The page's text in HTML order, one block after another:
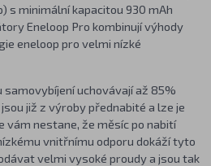
s minimální kapacitou 930 mAh
Eneloop Pro kombinují výhody
eneloop pro velmi nízké
uchovávají až 85%
již z výroby přednabité a lze je
vám nestane, že měsíc po nabití
vnitřnímu odporu dokáží tyto
velmi vysoké proudy a jsou tak